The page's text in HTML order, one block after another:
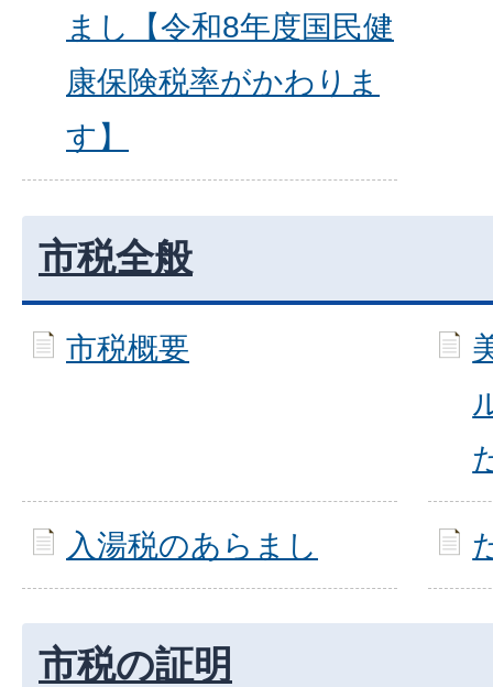
まし【令和8年度国民健
康保険税率がかわりま
す】
市税全般
市税概要
入湯税のあらまし
市税の証明